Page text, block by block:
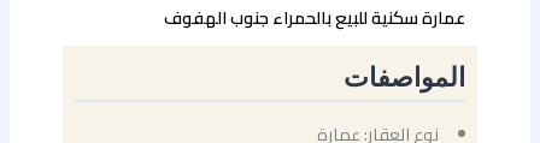
عمارة سكنية للبيع بالحمراء جنوب الهفوف
المواصفات
نوع العقار: عمارة